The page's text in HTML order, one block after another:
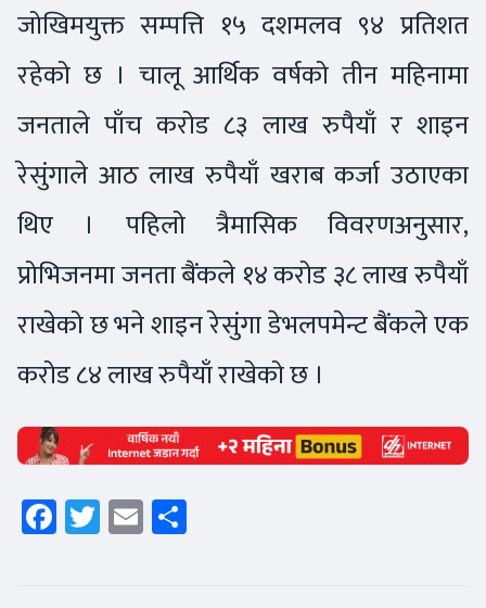
जोखिमयुक्त सम्पत्ति १५ दशमलव ९४ प्रतिशत
रहेको छ । चालू आर्थिक वर्षको तीन महिनामा
जनताले पाँच करोड ८३ लाख रुपैयाँ र शाइन
रेसुंगाले आठ लाख रुपैयाँ खराब कर्जा उठाएका
थिए । पहिलो त्रैमासिक विवरणअनुसार,
प्रोभिजनमा जनता बैंकले १४ करोड ३८ लाख रुपैयाँ
राखेको छ भने शाइन रेसुंगा डेभलपमेन्ट बैंकले एक
करोड ८४ लाख रुपैयाँ राखेको छ ।
Facebook
Twitter
Email